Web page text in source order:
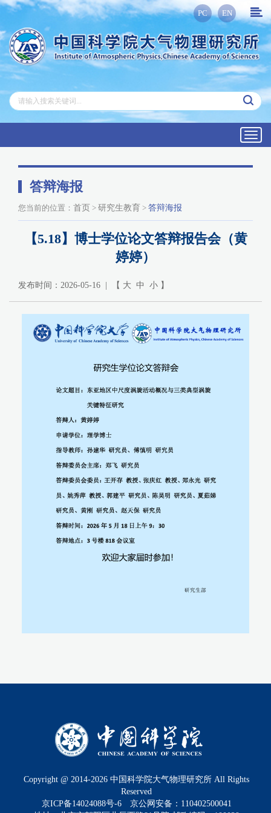
PC EN
答辩海报
您当前的位置： 首页 > 研究生教育 > 答辩海报
【5.18】博士学位论文答辩报告会（黄
婷婷）
发布时间：2026-05-16 | 【 大 中 小 】
Copyright @ 2014-2026 中国科学院大气物理研究所 All Rights
Reserved
京ICP备14024088号-6
京公网安备：110402500041